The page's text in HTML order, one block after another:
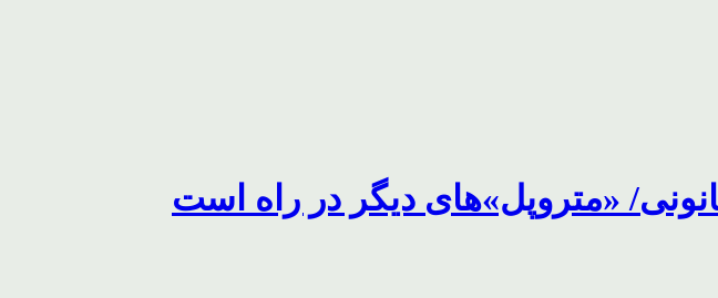
«متروپل»های دیگر در راه است